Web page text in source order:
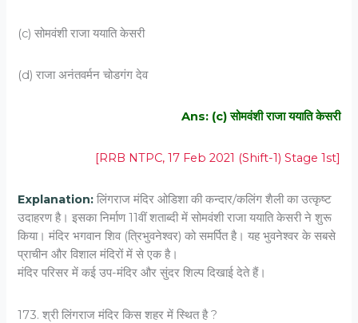
(c) सोमवंशी राजा ययाति केसरी
(d) राजा अनंतवर्मन चोडगंग देव
Ans: (c) सोमवंशी राजा ययाति केसरी
[RRB NTPC, 17 Feb 2021 (Shift-1) Stage 1st]
Explanation:लिंगराज मंदिर ओडिशा की कन्दार/कलिंग शैली का उत्कृष्ट
उदाहरण है। इसका निर्माण 11वीं शताब्दी में सोमवंशी राजा ययाति केसरी ने शुरू
किया। मंदिर भगवान शिव (त्रिभुवनेश्वर) को समर्पित है। यह भुवनेश्वर के सबसे
प्राचीन और विशाल मंदिरों में से एक है।
मंदिर परिसर में कई उप-मंदिर और सुंदर शिल्प दिखाई देते हैं।
173. श्री लिंगराज मंदिर किस शहर में स्थित है ?